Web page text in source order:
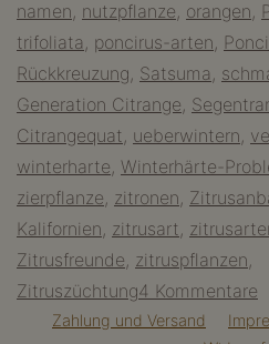
namen, nutzpflanze, orangen,
trifoliata , poncirus-arten,
Rückkreuzung, Satsuma ,
Generation Citrange,
Citrangequat, ueberwintern,
winterharte, Winterhärte-
zierpflanze, zitronen,
Kalifornien, zitrusart,
Zitrusfreunde, zitruspflanzen,
Zitruszüchtung4 Kommentare
Zahlung und Versand